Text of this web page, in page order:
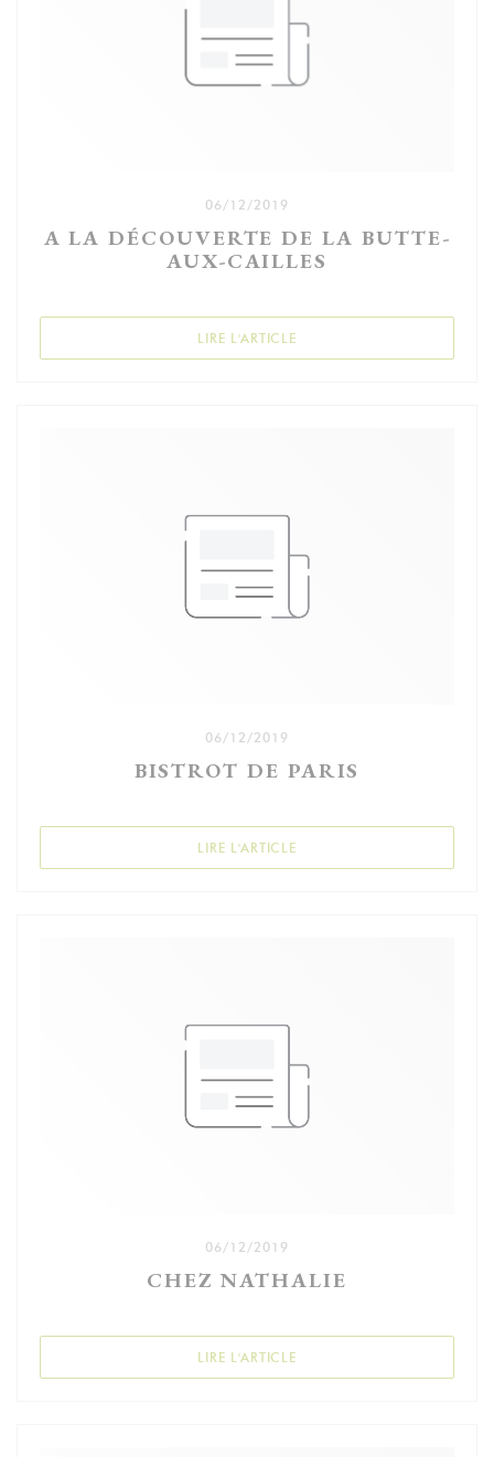
06/12/2019
A LA DÉCOUVERTE DE LA BUTTE-
AUX-CAILLES
LIRE L'ARTICLE((OUVRE UNE NOUVELLE
06/12/2019
BISTROT DE PARIS
LIRE L'ARTICLE((OUVRE UNE NOUVELLE
06/12/2019
CHEZ NATHALIE
LIRE L'ARTICLE((OUVRE UNE NOUVELLE